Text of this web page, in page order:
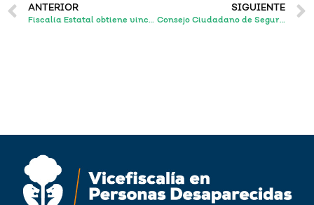
ANTERIOR
Fiscalía Estatal obtiene vinculación a proceso a sujeto señalado en el robo y privación ilegal de la libertad de un hombre
SIGUIENTE
Consejo Ciudadano de Seguridad visita el Centro de Acompañamiento Psicosocial ante la Desaparición de Personas de la FEPD